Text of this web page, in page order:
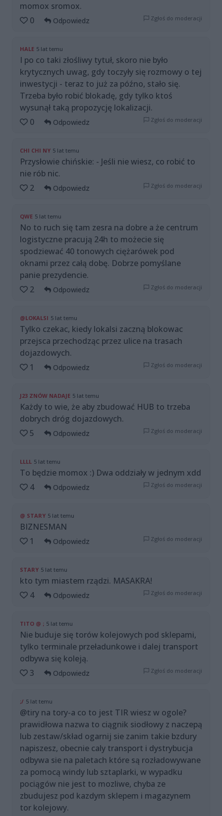
momox sromox.
0
Odpowiedz Zgłoś do moderacji
HALE 5 lat temu
I po co taki złośliwy tytuł, skoro nie było
krytycznych uwag, gdy toczyły się rozmowy o tej
inwestycji - teraz to już za późno, stało się.
Trzeba było robić blokadę, gdy tylko ktoś
wysunął taką propozycję lokalizacji.
0
Odpowiedz Zgłoś do moderacji
CHI CHI NY 5 lat temu
Przysłowie chińskie: - Jeśli nie wiesz, co robić to
nie rób nic.
2
Odpowiedz Zgłoś do moderacji
QWE 5 lat temu
No to ruch się tam zesra na dobre a że centrum
logistyczne pracują 24h to możecie się
spodziewać 40 tonowych ciężarówek pod
oknami przez całą dobę. Dobrze pomyślane
panie prezydencie.
2
Odpowiedz Zgłoś do moderacji
@LOKALSI 5 lat temu
Tylko czekac, kiedy lokalsi zaczną blokowac
przejsca przechodząc przez ulice na trasach
dojazdowych.
1
Odpowiedz Zgłoś do moderacji
J23 ZNÓW NADAJE 5 lat temu
Każdy to wie, że aby zbudować HUB to trzeba
dobrych dróg dojazdowych.
5
Odpowiedz Zgłoś do moderacji
LLLL 5 lat temu
To będzie momox :) Dwa oddziały w jednym xdd
4
Odpowiedz Zgłoś do moderacji
@ STARY 5 lat temu
BIZNESMAN
1
Odpowiedz Zgłoś do moderacji
STARY 5 lat temu
kto tym miastem rządzi. MASAKRA!
4
Odpowiedz Zgłoś do moderacji
TITO @ ; 5 lat temu
Nie buduje się torów kolejowych pod sklepami,
tylko terminale przeładunkowe i dalej transport
odbywa się koleją.
3
Odpowiedz Zgłoś do moderacji
;/ 5 lat temu
@tiry na tory-a co to jest TIR wiesz w ogole?
prawidłowa nazwa to ciągnik siodłowy z naczepą
lub zestaw/skład ogarnij sie zanim takie bzdury
napiszesz, obecnie caly transport i dystrybucja
odbywa sie na paletach które są rozładowywane
za pomocą windy lub sztaplarki, w wypadku
pociągów nie jest to mozliwe, chyba ze
zbudujesz pod kazdym sklepem i magazynem
tor kolejowy.